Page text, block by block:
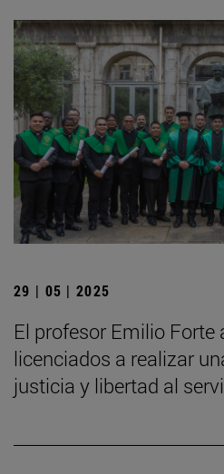
29 | 05 | 2025
El profesor Emilio
licenciados a realizar
justicia y libertad al